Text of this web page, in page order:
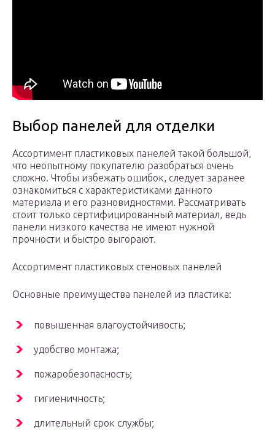
Выбор панелей для отделки
Ассортимент пластиковых панелей такой большой,
что неопытному покупателю разобраться очень
сложно. Чтобы избежать ошибок, следует заранее
ознакомиться с характеристиками данного
материала и его разновидностями. Рассматривать
стоит только сертифицированный материал, ведь
панели низкого качества не имеют нужной
прочности и быстро выгорают.
Ассортимент пластиковых стеновых панелей
Основные преимущества панелей из пластика:
повышенная влагоустойчивость;
удобство монтажа;
пожаробезопасность;
гигиеничность;
длительный срок службы;